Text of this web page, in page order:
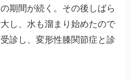
期間が続く。その後しばら
し、水も溜まり始めたので
診し、変形性膝関節症と診